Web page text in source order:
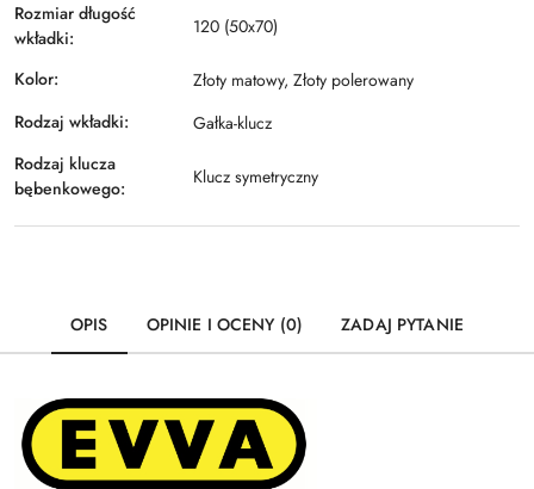
Rozmiar długość
wkładki:
120 (50x70)
Kolor:
Złoty matowy, Złoty polerowany
Rodzaj wkładki:
Gałka-klucz
Rodzaj klucza
bębenkowego:
Klucz symetryczny
OPIS OPINIE I OCENY (0) ZADAJ PYTANIE